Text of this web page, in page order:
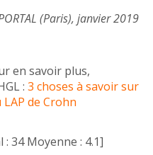
(Paris), janvier 2019
en savoir plus,
: 3 choses à savoir sur
de Crohn
: 34Moyenne : 4.1]